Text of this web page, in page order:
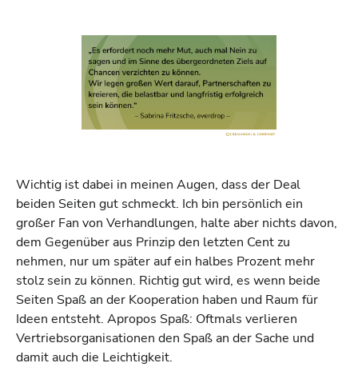
Wichtig ist dabei in meinen Augen, dass der Deal
beiden Seiten gut schmeckt. Ich bin persönlich ein
großer Fan von Verhandlungen, halte aber nichts davon,
dem Gegenüber aus Prinzip den letzten Cent zu
nehmen, nur um später auf ein halbes Prozent mehr
stolz sein zu können. Richtig gut wird, es wenn beide
Seiten Spaß an der Kooperation haben und Raum für
Ideen entsteht. Apropos Spaß: Oftmals verlieren
Vertriebsorganisationen den Spaß an der Sache und
damit auch die Leichtigkeit.